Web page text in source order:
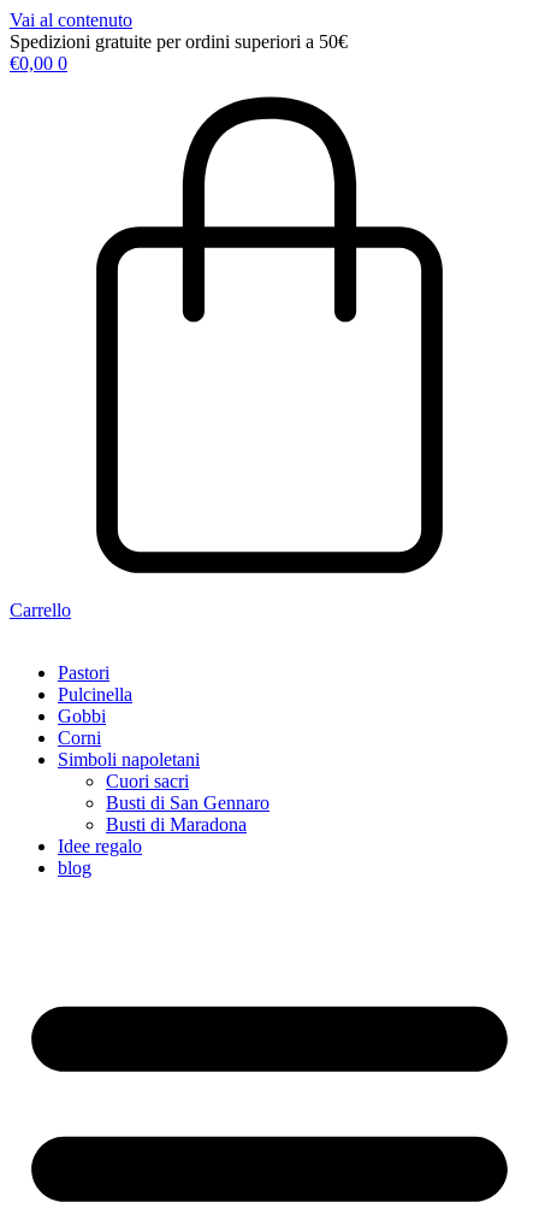
Vai al contenuto
Spedizioni gratuite per ordini superiori a 50€
€0,00 0
Carrello
Pastori
Pulcinella
Gobbi
Corni
Simboli napoletani
Cuori sacri
Busti di San Gennaro
Busti di Maradona
Idee regalo
blog